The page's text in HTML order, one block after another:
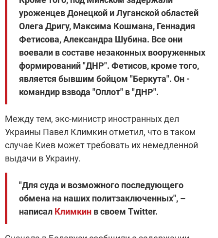
уроженцев Донецкой и Луганской областей
Олега Дригу, Максима Кошмана, Геннадия
Фетисова, Александра Шубина. Все они
воевали в составе незаконных вооруженных
формирований "ДНР". Фетисов, кроме того,
является бывшим бойцом "Беркута". Он -
командир взвода "Оплот" в "ДНР".
Между тем, экс-министр иностранных дел
Украины Павел Климкин отметил, что в таком
случае Киев может требовать их немедленной
выдачи в Украину.
"Для суда и возможного последующего
обмена на наших политзаключенных", –
написал Климкин в своем Twitter.